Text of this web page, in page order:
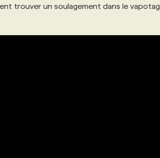
trouver un soulagement dans le